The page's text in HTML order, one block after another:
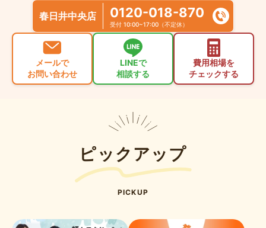
春日井中央店 0120-018-870
受付 10:00~17:00（不定休）
メールで
お問い合わせ
LINEで
相談する
費用相場を
チェックする
ピックアップ
PICKUP